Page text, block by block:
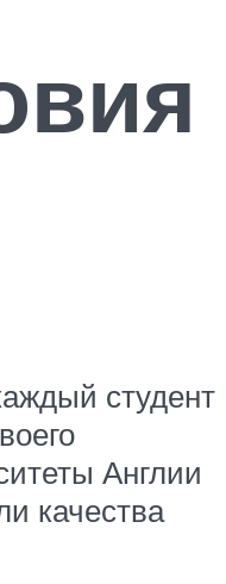
студент
Англии
качества